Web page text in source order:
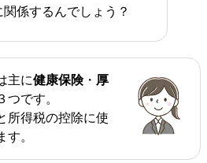
関係するんでしょう？
主に健康保険・ 厚
つです。
所得税の控除に使
す。